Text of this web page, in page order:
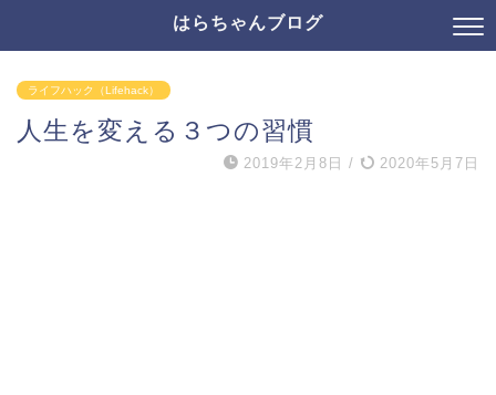
はらちゃんブログ
ライフハック（Lifehack）
人生を変える３つの習慣
2019年2月8日 / 2020年5月7日